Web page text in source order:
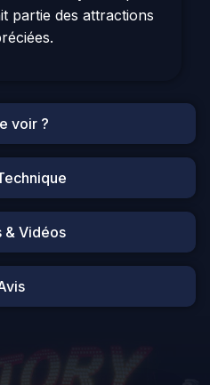
voir ?
& Vidéos
partie des attractions